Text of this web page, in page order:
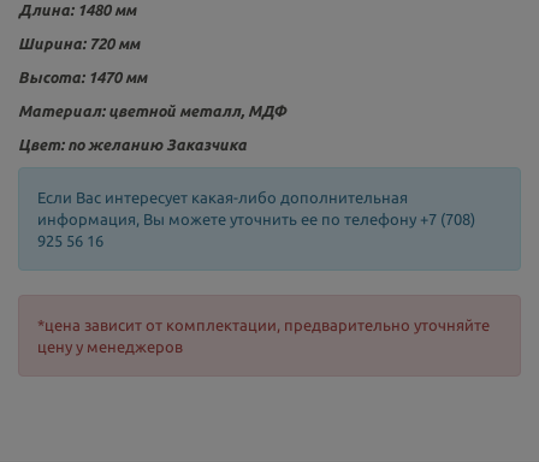
Длина: 1480 мм
Ширина: 720 мм
Высота: 1470 мм
Материал: цветной металл, МДФ
Цвет: по желанию Заказчика
Если Вас интересует какая-либо дополнительная
информация, Вы можете уточнить ее по телефону +7 (708)
925 56 16
*цена зависит от комплектации, предварительно уточняйте
цену у менеджеров